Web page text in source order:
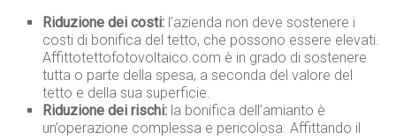
Riduzione dei costi: l’azienda non deve sostenere i
costi di bonifica del tetto, che possono essere elevati.
Affittotettofotovoltaico.com è in grado di sostenere
tutta o parte della spesa, a seconda del valore del
tetto e della sua superficie.
Riduzione dei rischi: la bonifica dell’amianto è
un’operazione complessa e pericolosa. Affittando il